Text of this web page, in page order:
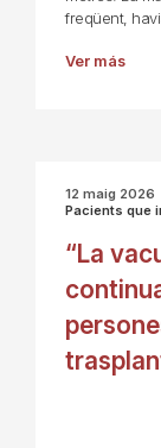
freqüent,
Ver más
12 maig 2026
Pacients que
“La